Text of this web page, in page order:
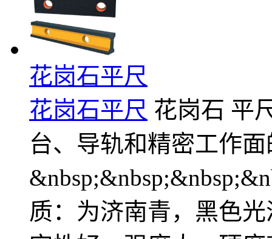
花岗石平尺
花岗石平尺 花岗石 平
台、导轨和精密工作
质：为济南青，黑色